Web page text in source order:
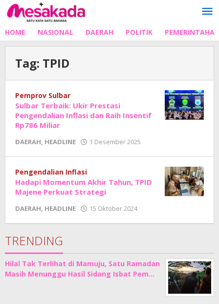
Lewati
ke
HOME NASIONAL DAERAH POLITIK
Tag: TPID
Pemprov Sulbar
Sulbar Terbaik: Ukir Prestasi
Pengendalian Inflasi dan Raih Insentif
Rp786 Miliar
DAERAH, HEADLINE 1 Desember 2025
Junaedi
Sholat
Pengendalian Inflasi
Hadapi Momentum Akhir Tahun, TPID
Majene Perkuat Strategi
DAERAH, HEADLINE 15 Oktober 2024
Junaedi
TRENDING
Hilal Tak Terlihat di Mamuju, Satu Ramadan
Masih Menunggu Hasil Sidang Isbat Pem…